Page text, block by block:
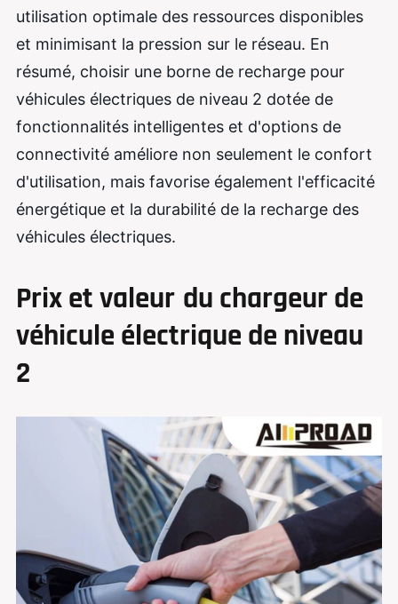
utilisation optimale des ressources disponibles
et minimisant la pression sur le réseau. En
résumé, choisir une borne de recharge pour
véhicules électriques de niveau 2 dotée de
fonctionnalités intelligentes et d'options de
connectivité améliore non seulement le confort
d'utilisation, mais favorise également l'efficacité
énergétique et la durabilité de la recharge des
véhicules électriques.
Prix ​​et valeur du chargeur de
véhicule électrique de niveau
2